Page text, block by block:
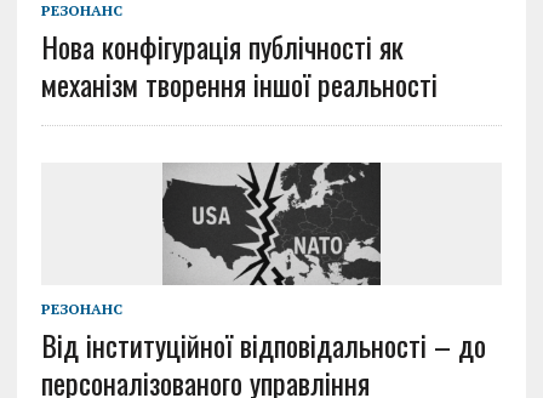
РЕЗОНАНС
Нова конфігурація публічності як
механізм творення іншої реальності
РЕЗОНАНС
Від інституційної відповідальності – до
персоналізованого управління